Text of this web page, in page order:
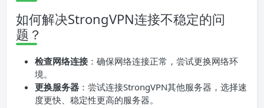
如何解决StrongVPN连接不稳定的问
题？
检查网络连接 ：确保网络连接正常，尝试更换网络环
境。
更换服务器 ：尝试连接StrongVPN其他服务器，选择速
度更快、稳定性更高的服务器。